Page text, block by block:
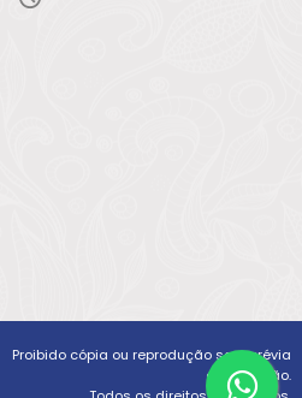
Proibido cópia ou reprodução sem prévia
autorização.